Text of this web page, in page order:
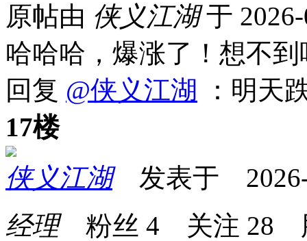
原帖由 侠义江湖于
哈哈哈，爆涨了！想不到
回复 @侠义江湖
：明天
17楼
侠义江湖发表于 2026-
经理粉丝 4 关注 28